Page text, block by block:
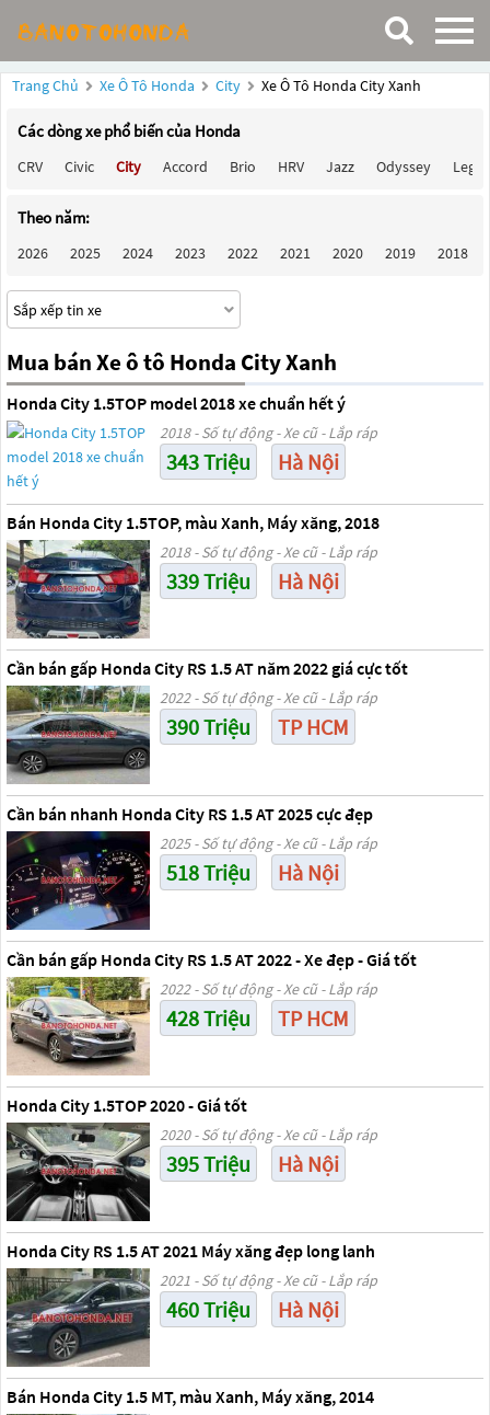
Trang Chủ Xe Ô Tô Honda City Xe Ô Tô Honda City Xanh
Các dòng xe phổ biến của Honda
CRV Civic City Accord Brio HRV Jazz Odyssey
Theo năm:
2026 2025 2024 2023 2022 2021 2020 2019 2018
Mua bán Xe ô tô Honda City Xanh
Honda City 1.5TOP model 2018 xe chuẩn hết ý
2018 - Số tự động - Xe cũ - Lắp ráp
343 Triệu Hà Nội
Bán Honda City 1.5TOP, màu Xanh, Máy xăng, 2018
2018 - Số tự động - Xe cũ - Lắp ráp
339 Triệu Hà Nội
Cần bán gấp Honda City RS 1.5 AT năm 2022 giá cực tốt
2022 - Số tự động - Xe cũ - Lắp ráp
390 Triệu TP HCM
Cần bán nhanh Honda City RS 1.5 AT 2025 cực đẹp
2025 - Số tự động - Xe cũ - Lắp ráp
518 Triệu Hà Nội
Cần bán gấp Honda City RS 1.5 AT 2022 - Xe đẹp - Giá tốt
2022 - Số tự động - Xe cũ - Lắp ráp
428 Triệu TP HCM
Honda City 1.5TOP 2020 - Giá tốt
2020 - Số tự động - Xe cũ - Lắp ráp
395 Triệu Hà Nội
Honda City RS 1.5 AT 2021 Máy xăng đẹp long lanh
2021 - Số tự động - Xe cũ - Lắp ráp
460 Triệu Hà Nội
Bán Honda City 1.5 MT, màu Xanh, Máy xăng, 2014